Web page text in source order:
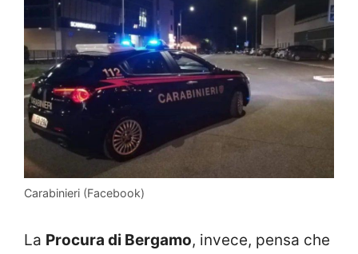
Carabinieri (Facebook)
La Procura di Bergamo, invece, pensa che